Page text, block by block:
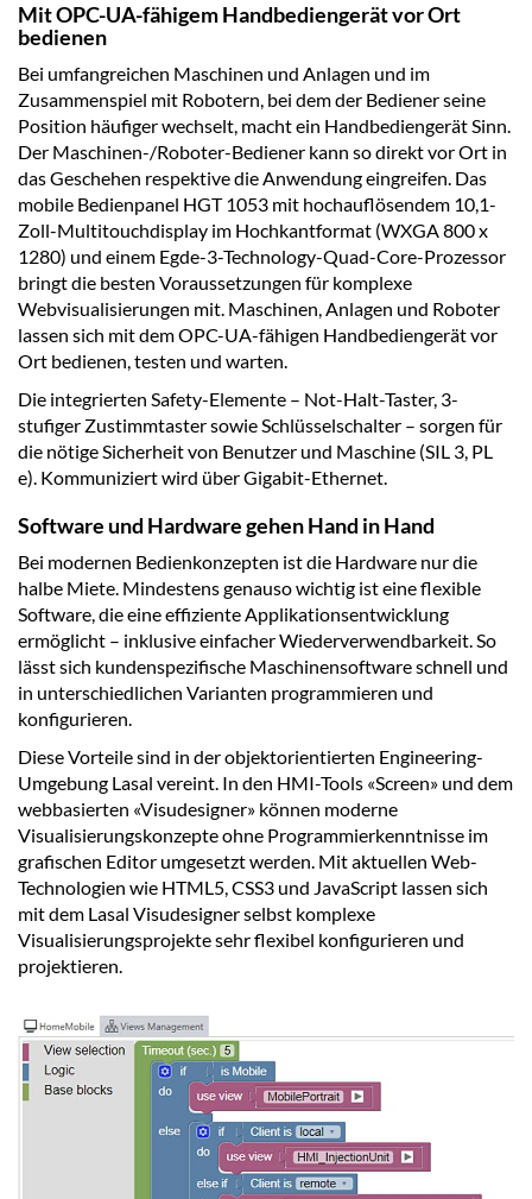
Mit OPC-UA-fähigem Handbediengerät vor Ort
bedienen
Bei umfangreichen Maschinen und Anlagen und im
Zusammenspiel mit Robotern, bei dem der Bediener seine
Position häufiger wechselt, macht ein Handbediengerät Sinn.
Der Maschinen-/Roboter-Bediener kann so direkt vor Ort in
das Geschehen respektive die Anwendung eingreifen. Das
mobile Bedienpanel HGT 1053 mit hochauflösendem 10,1-
Zoll-Multitouchdisplay im Hochkantformat (WXGA 800 x
1280) und einem Egde-3-Technology-Quad-Core-Prozessor
bringt die besten Voraussetzungen für komplexe
Webvisualisierungen mit. Maschinen, Anlagen und Roboter
lassen sich mit dem OPC-UA-fähigen Handbediengerät vor
Ort bedienen, testen und warten.
Die integrierten Safety-Elemente – Not-Halt-Taster, 3-
stufiger Zustimmtaster sowie Schlüsselschalter – sorgen für
die nötige Sicherheit von Benutzer und Maschine (SIL 3, PL
e). Kommuniziert wird über Gigabit-Ethernet.
Software und Hardware gehen Hand in Hand
Bei modernen Bedienkonzepten ist die Hardware nur die
halbe Miete. Mindestens genauso wichtig ist eine flexible
Software, die eine effiziente Applikationsentwicklung
ermöglicht – inklusive einfacher Wiederverwendbarkeit. So
lässt sich kundenspezifische Maschinensoftware schnell und
in unterschiedlichen Varianten programmieren und
konfigurieren.
Diese Vorteile sind in der objektorientierten Engineering-
Umgebung Lasal vereint. In den HMI-Tools «Screen» und dem
webbasierten «Visudesigner» können moderne
Visualisierungskonzepte ohne Programmierkenntnisse im
grafischen Editor umgesetzt werden. Mit aktuellen Web-
Technologien wie HTML5, CSS3 und JavaScript lassen sich
mit dem Lasal Visudesigner selbst komplexe
Visualisierungsprojekte sehr flexibel konfigurieren und
projektieren.